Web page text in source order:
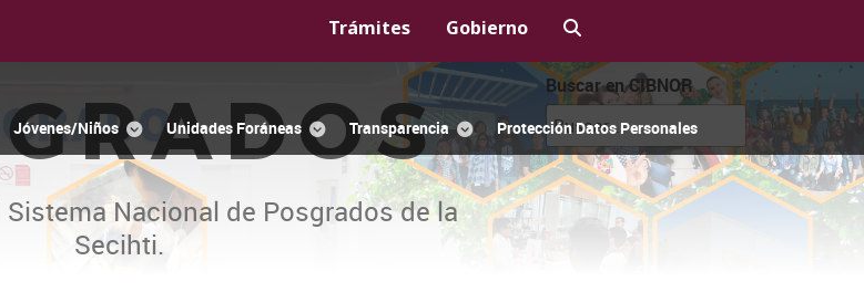
Trámites Gobierno
Jóvenes/Niños Unidades Foráneas Transparencia Protección Datos Personales
Nacional de Posgrados de la
Secihti.
Buscar en CIBNOR